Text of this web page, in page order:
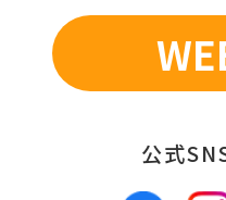
公式